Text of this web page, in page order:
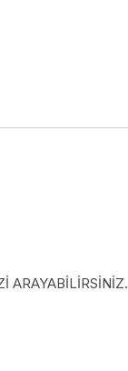
ARAYABİLİRSİNİZ.